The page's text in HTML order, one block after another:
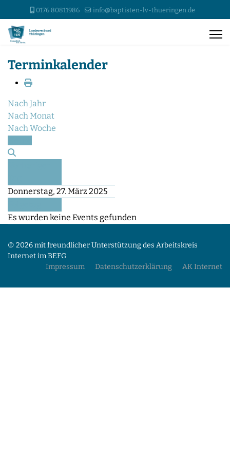
0176 80811986 info@baptisten-lv-thueringen.de
Terminkalender
Nach Jahr
Nach Monat
Nach Woche
Donnerstag, 27. März 2025
Es wurden keine Events gefunden
© 2026 mit freundlicher Unterstützung des Arbeitskreis
Internet im BEFG
Impressum
Datenschutzerklärung AK Internet